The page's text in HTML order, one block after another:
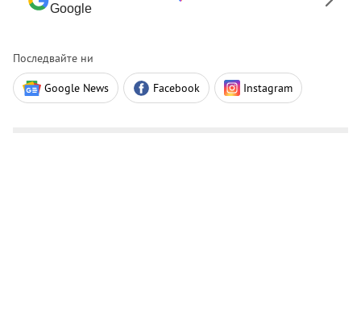
Google
Последвайте ни
Google News Facebook Instagram